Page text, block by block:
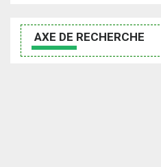
AXE DE RECHERCHE